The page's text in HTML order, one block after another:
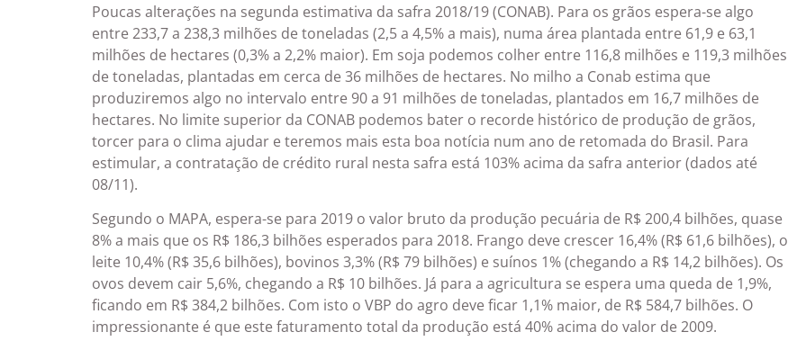
Poucas alterações na segunda estimativa da safra 2018/19 (CONAB). Para os grãos espera-se algo
entre 233,7 a 238,3 milhões de toneladas (2,5 a 4,5% a mais), numa área plantada entre 61,9 e 63,1
milhões de hectares (0,3% a 2,2% maior). Em soja podemos colher entre 116,8 milhões e 119,3 milhões
de toneladas, plantadas em cerca de 36 milhões de hectares. No milho a Conab estima que
produziremos algo no intervalo entre 90 a 91 milhões de toneladas, plantados em 16,7 milhões de
hectares. No limite superior da CONAB podemos bater o recorde histórico de produção de grãos,
torcer para o clima ajudar e teremos mais esta boa notícia num ano de retomada do Brasil. Para
estimular, a contratação de crédito rural nesta safra está 103% acima da safra anterior (dados até
08/11).
Segundo o MAPA, espera-se para 2019 o valor bruto da produção pecuária de R$ 200,4 bilhões, quase
8% a mais que os R$ 186,3 bilhões esperados para 2018. Frango deve crescer 16,4% (R$ 61,6 bilhões), o
leite 10,4% (R$ 35,6 bilhões), bovinos 3,3% (R$ 79 bilhões) e suínos 1% (chegando a R$ 14,2 bilhões). Os
ovos devem cair 5,6%, chegando a R$ 10 bilhões. Já para a agricultura se espera uma queda de 1,9%,
ficando em R$ 384,2 bilhões. Com isto o VBP do agro deve ficar 1,1% maior, de R$ 584,7 bilhões. O
impressionante é que este faturamento total da produção está 40% acima do valor de 2009.